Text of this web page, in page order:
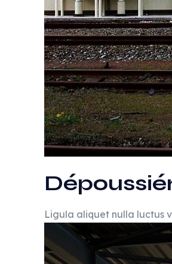
Ligula aliquet nulla luctus